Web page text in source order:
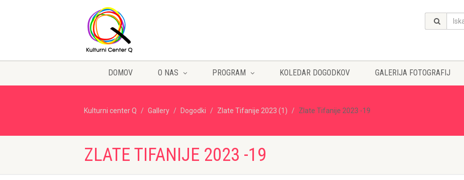
DOMOV O NAS PROGRAM KOLEDAR DOGODKOV GALERIJA FOTOGRAFIJ
Kulturni center Q Gallery Dogodki Zlate Tifanije 2023 (1) Zlate Tifanije 2023 -19
ZLATE TIFANIJE 2023 -19